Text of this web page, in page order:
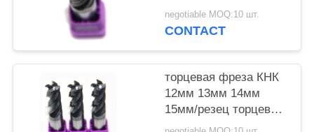
затвердетой покрытой
каннелюры стали 4
negotiable MOQ:10 шт.
CONTACT
торцевая фреза КНК
12мм 13мм 14мм
15мм/резец торцевой
фрезы спирали